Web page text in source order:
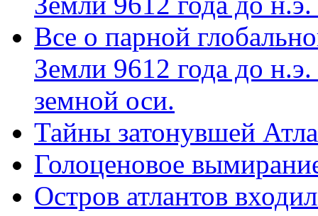
Все о парной
Земли 9612 года до
земной оси.
Тайны затонувшей
Голоценовое
Остров атлантов